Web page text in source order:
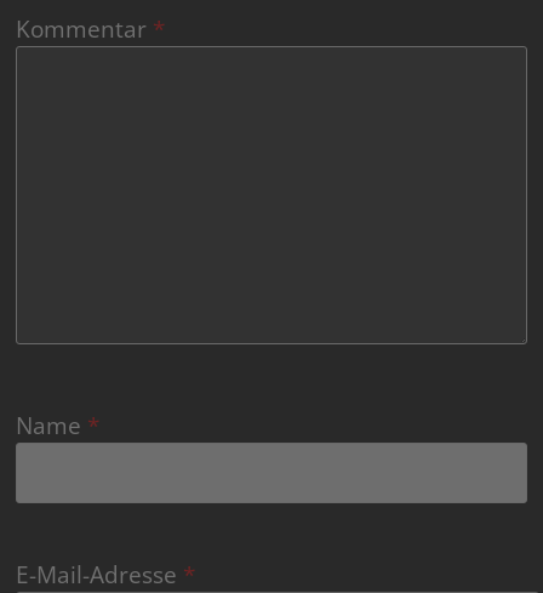
Kommentar *
Name *
E-Mail-Adresse *